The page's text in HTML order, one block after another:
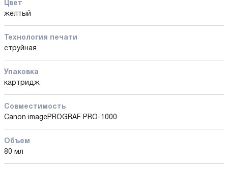
Цвет
желтый
Технология печати
струйная
Упаковка
картридж
Совместимость
Canon imagePROGRAF PRO-1000
Объем
80 мл